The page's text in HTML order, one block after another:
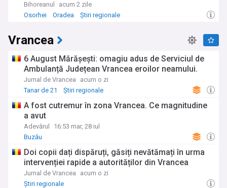
Bihoreanul
acum 2 zile
Osorhei
Oradea Știri regionale
Vrancea
6 August Mărășești: omagiu adus de Serviciul de
Ambulanță Județean Vrancea eroilor neamului.
Jurnal de Vrancea
acum o zi
Tanar de 21
Știri regionale
A fost cutremur în zona Vrancea. Ce magnitudine
a avut
Adevărul
16:53 mar, 28 iul
Buzău
Doi copii dați dispăruți, găsiți nevătămați în urma
intervenției rapide a autorităților din Vrancea
Jurnal de Vrancea
acum o zi
Știri regionale